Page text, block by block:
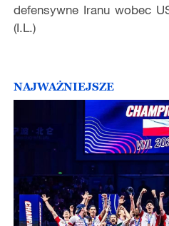
defensywne Iranu wobec
(I.L.)
NAJWAŻNIEJSZE